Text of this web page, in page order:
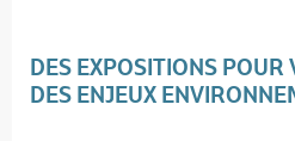
DES EXPOSITIONS
DES ENJEUX